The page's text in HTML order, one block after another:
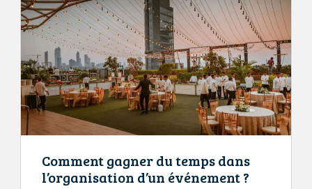
Explication
simple
d’un
procédé
complexe
Comment gagner du temps dans
l’organisation d’un événement ?